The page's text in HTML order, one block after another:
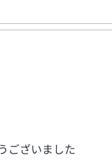
ございました